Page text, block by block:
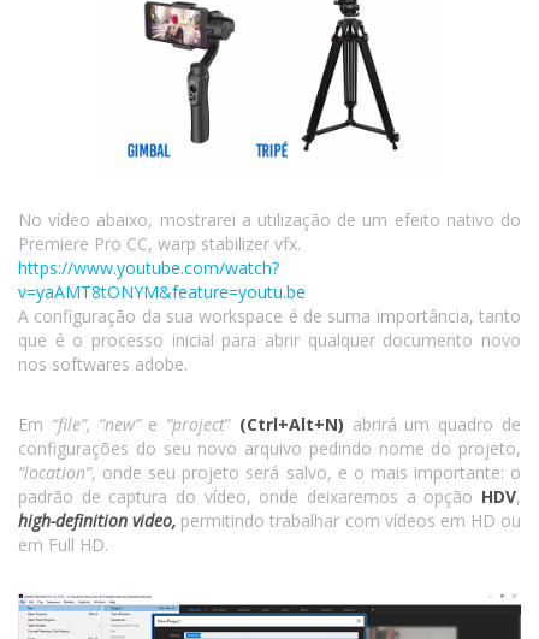
No vídeo abaixo, mostrarei a utilização de um efeito nativo do
Premiere Pro CC, warp stabilizer vfx.
https://www.youtube.com/watch?
v=yaAMT8tONYM&feature=youtu.be
A configuração da sua workspace é de suma importância, tanto
que é o processo inicial para abrir qualquer documento novo
nos softwares adobe.
Em “file”, “new” e “project” (Ctrl+Alt+N) abrirá um quadro de
configurações do seu novo arquivo pedindo nome do projeto,
“location”, onde seu projeto será salvo, e o mais importante: o
padrão de captura do vídeo, onde deixaremos a opção HDV,
high-definition video, permitindo trabalhar com vídeos em HD ou
em Full HD.